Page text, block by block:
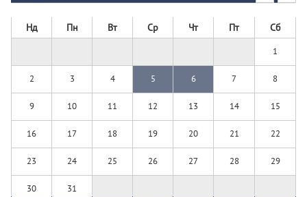
Нд Пн Вт Ср Чт Пт Сб
1
2 3 4 5 6 7 8
9 10 11 12 13 14 15
16 17 18 19 20 21 22
23 24 25 26 27 28 29
30 31